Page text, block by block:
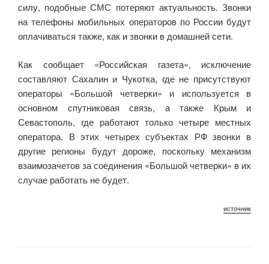
силу, подобные СМС потеряют актуальность. Звонки
на телефоны мобильных операторов по России будут
оплачиваться также, как и звонки в домашней сети.
Как сообщает «Российская газета», исключение
составляют Сахалин и Чукотка, где не присутствуют
операторы «Большой четверки» и используется в
основном спутниковая связь, а также Крым и
Севастополь, где работают только четыре местных
оператора. В этих четырех субъектах РФ звонки в
другие регионы будут дороже, поскольку механизм
взаимозачетов за соединения «Большой четверки» в их
случае работать не будет.
источник